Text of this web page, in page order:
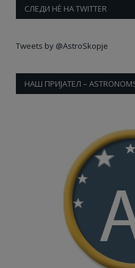
СЛЕДИ НÈ НА TWITTER
Tweets by @AstroSkopje
НАШ ПРИЈАТЕЛ –